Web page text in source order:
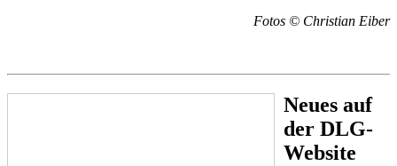
Fotos © Christian Eiber
Neues auf
der DLG-
Website